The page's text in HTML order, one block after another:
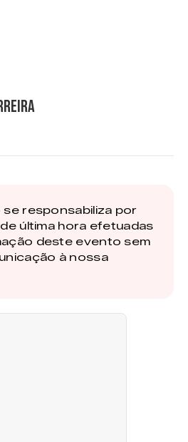
se responsabiliza por
última hora efetuadas
deste evento sem
à nossa